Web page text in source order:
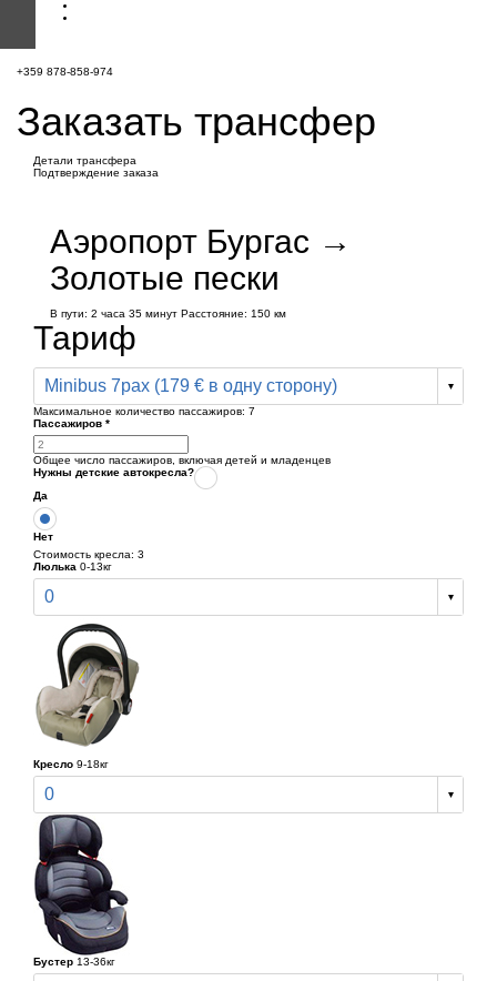
+359 878-858-974
Заказать трансфер
Детали трансфера
Подтверждение заказа
Аэропорт Бургас →
Золотые пески
В пути: 2 часа 35 минут Расстояние: 150 км
Тариф
Minibus 7pax (179 € в одну сторону)
Максимальное количество пассажиров: 7
Пассажиров *
Общее число пассажиров, включая детей и младенцев
Нужны детские автокресла?
Да
Нет
Стоимость кресла: 3
Люлька 0-13кг
0
Кресло 9-18кг
0
Бустер 13-36кг